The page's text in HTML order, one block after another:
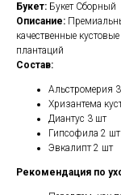
Букет: Букет Сборный
Описание:
качественные
плантаций
Состав:
Альстромерия
Хризантема
Диантус 3 шт
Гипсофила 2 шт
Эвкалипт 2 шт
Рекомендация по